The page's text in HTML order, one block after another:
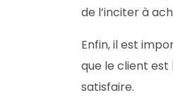
de l’inciter à
Enfin, il est
que le client est
satisfaire.